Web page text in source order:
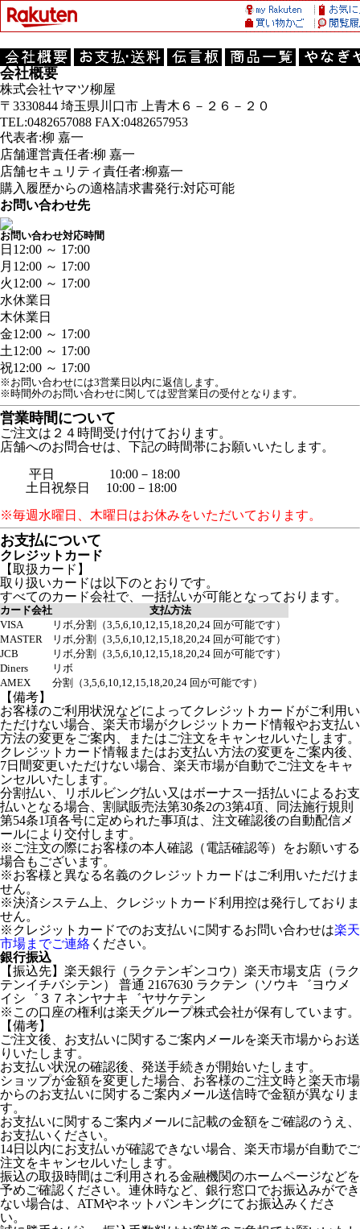
会社概要
株式会社ヤマツ柳屋
〒3330844 埼玉県川口市 上青木６－２６－２０
TEL:0482657088 FAX:0482657953
代表者:柳 嘉一
店舗運営責任者:柳 嘉一
店舗セキュリティ責任者:柳嘉一
購入履歴からの適格請求書発行:対応可能
お問い合わせ先
お問い合わせ対応時間
日 12:00 ～ 17:00
月 12:00 ～ 17:00
火12:00 ～ 17:00
水休業日
木休業日
金12:00 ～ 17:00
土12:00 ～ 17:00
祝12:00 ～ 17:00
※お問い合わせには3営業日以内に返信します。
※時間外のお問い合わせに関しては翌営業日の受付となります。
営業時間について
ご注文は２４時間受け付けております。
店舗へのお問合せは、下記の時間帯にお願いいたします。
平日 10:00－18:00
土日祝祭日 10:00－18:00
※毎週水曜日、木曜日はお休みをいただいております。
お支払について
クレジットカード
【取扱カード】
取り扱いカードは以下のとおりです。
すべてのカード会社で、一括払いが可能となっております。
カード会社
支払方法
VISA
リボ,分割（3,5,6,10,12,15,18,20,24 回が可能です）
MASTER
リボ,分割（3,5,6,10,12,15,18,20,24 回が可能です）
JCB
リボ,分割（3,5,6,10,12,15,18,20,24 回が可能です）
Diners
リボ
AMEX
分割（3,5,6,10,12,15,18,20,24 回が可能です）
【備考】
お客様のご利用状況などによってクレジットカードがご利用い
ただけない場合、楽天市場がクレジットカード情報やお支払い
方法の変更をご案内、またはご注文をキャンセルいたします。
クレジットカード情報またはお支払い方法の変更をご案内後、
7日間変更いただけない場合、楽天市場が自動でご注文をキャ
ンセルいたします。
分割払い、リボルビング払い又はボーナス一括払いによるお支
払いとなる場合、割賦販売法第30条2の3第4項、同法施行規則
第54条1項各号に定められた事項は、注文確認後の自動配信メ
ールにより交付します。
※ご注文の際にお客様の本人確認（電話確認等）をお願いする
場合もございます。
※お客様と異なる名義のクレジットカードはご利用いただけま
せん。
※決済システム上、クレジットカード利用控は発行しておりま
せん。
※クレジットカードでのお支払いに関するお問い合わせは楽天
市場までご連絡 ください。
銀行振込
【振込先】楽天銀行（ラクテンギンコウ）楽天市場支店（ラク
テンイチバシテン） 普通 2167630 ラクテン（ソウキ゛ヨウメ
イシ゛３７ネンヤナキ゛ヤサケテン
※この口座の権利は楽天グループ株式会社が保有しています。
【備考】
ご注文後、お支払いに関するご案内メールを楽天市場からお送
りいたします。
お支払い状況の確認後、発送手続きが開始いたします。
ショップが金額を変更した場合、お客様のご注文時と楽天市場
からのお支払いに関するご案内メール送信時で金額が異なりま
す。
お支払いに関するご案内メールに記載の金額をご確認のうえ、
お支払いください。
14日以内にお支払いが確認できない場合、楽天市場が自動でご
注文をキャンセルいたします。
振込の取扱時間はご利用される金融機関のホームページなどを
予めご確認ください。連休時など、銀行窓口でお振込みができ
ない場合は、ATMやネットバンキングにてお振込みくださ
い。